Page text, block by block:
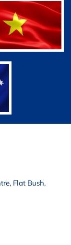
Flat Bush,